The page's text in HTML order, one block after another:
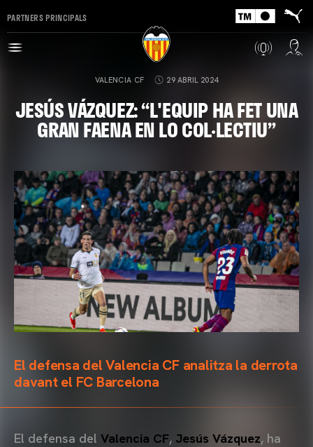
PARTNERS PRINCIPALS
VALENCIA CF 29 ABRIL 2024
JESÚS VÁZQUEZ: “L'EQUIP HA FET UNA
GRAN FAENA EN LO COL·LECTIU”
El defensa del Valencia CF analitza la derrota
davant el FC Barcelona
El defensa del Valencia CF, Jesús Vázquez, ha